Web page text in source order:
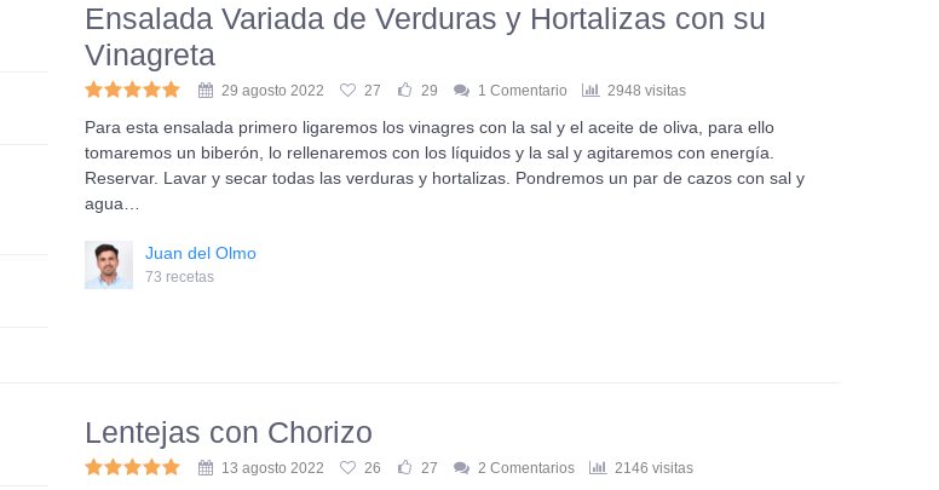
Ensalada Variada de Verduras y Hortalizas con su
Vinagreta
29 agosto 2022 27 29 1 Comentario 2948 visitas
Para esta ensalada primero ligaremos los vinagres con la sal y el aceite de oliva, para ello
tomaremos un biberón, lo rellenaremos con los líquidos y la sal y agitaremos con energía.
Reservar. Lavar y secar todas las verduras y hortalizas. Pondremos un par de cazos con sal y
agua…
Juan del Olmo
73 recetas
Lentejas con Chorizo
13 agosto 2022 26 27 2 Comentarios 2146 visitas